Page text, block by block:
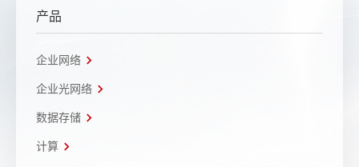
产品
企业网络
企业光网络
数据存储
计算